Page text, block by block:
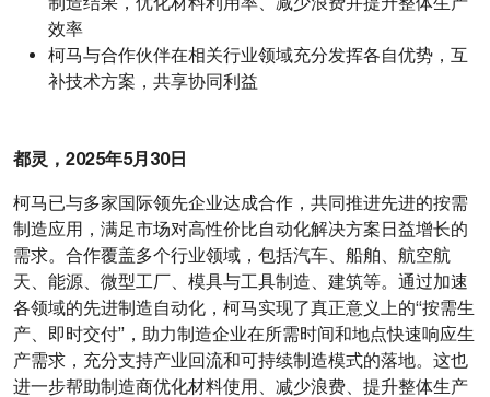
效率
柯马与合作伙伴在相关行业领域充分发挥各自优势，互
补技术方案，共享协同利益
都灵，2025年5月30日
柯马已与多家国际领先企业达成合作，共同推进先进的按需
制造应用，满足市场对高性价比自动化解决方案日益增长的
需求。合作覆盖多个行业领域，包括汽车、船舶、航空航
天、能源、微型工厂、模具与工具制造、建筑等。通过加速
各领域的先进制造自动化，柯马实现了真正意义上的“按需生
产、即时交付”，助力制造企业在所需时间和地点快速响应生
产需求，充分支持产业回流和可持续制造模式的落地。这也
进一步帮助制造商优化材料使用、减少浪费、提升整体生产